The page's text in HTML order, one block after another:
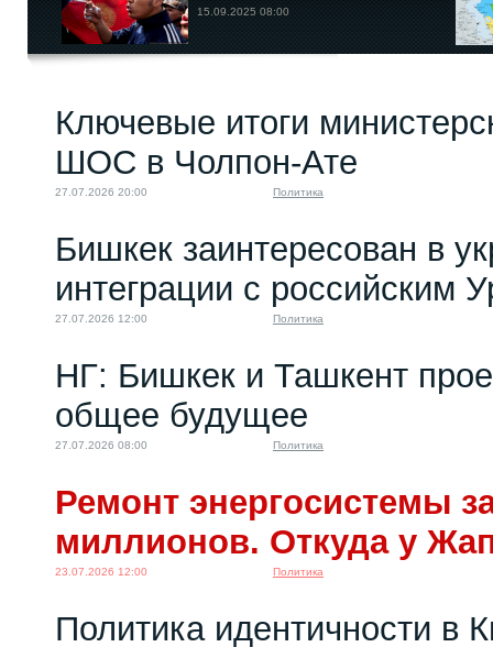
15.09.2025 08:00
Ключевые итоги
ШОС в Чолпон-Ате
27.07.2026 20:00 Политика
Бишкек заинтересован в
интеграции с российским
27.07.2026 12:00 Политика
НГ: Бишкек и Ташкент
общее будущее
27.07.2026 08:00 Политика
Ремонт энергосистемы
миллионов. Откуда у
23.07.2026 12:00 Политика
Политика идентичности в